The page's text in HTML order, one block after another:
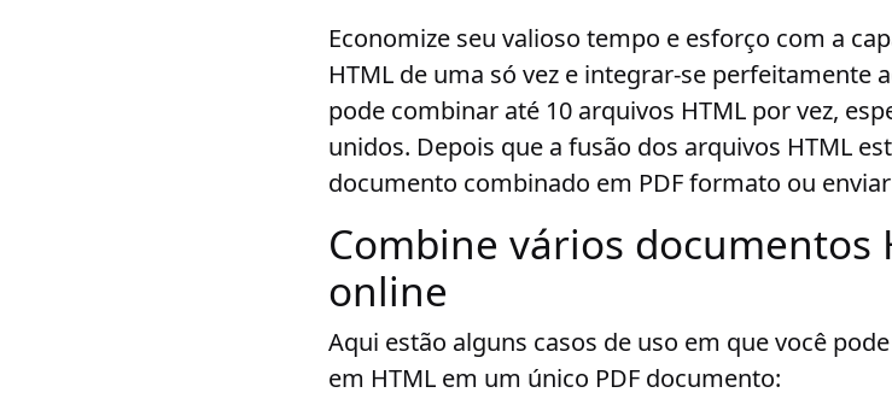
Economize seu valioso tempo e esforço com a
HTML de uma só vez e integrar-se perfeitamente
pode combinar até 10 arquivos HTML por vez,
unidos. Depois que a fusão dos arquivos HTML
documento combinado em PDF formato ou
Combine vários documentos
online
Aqui estão alguns casos de uso em que você
em HTML em um único PDF documento: